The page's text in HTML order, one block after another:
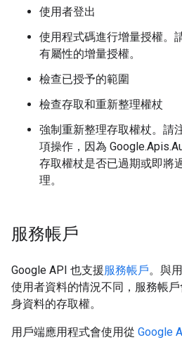
使用者登出
使用程式碼進行增量授權。
有屬性的增量授權。
檢查已授予的範圍
檢查存取和重新整理權杖
強制重新整理存取權杖。請
項操作，因為
存取權杖是否已過期或即將
理。
服務帳戶
Google API 也支援服務帳戶。與
使用者資料的情況不同，服務帳
身資料的存取權。
用戶端應用程式會使用從 Google